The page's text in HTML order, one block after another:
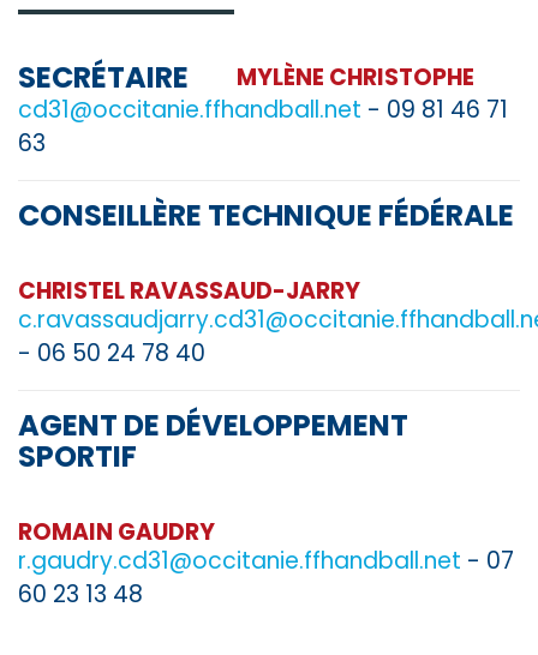
SECRÉTAIRE
MYLÈNE CHRISTOPHE
cd31@occitanie.ffhandball.net - 09 81 46 71
63
CONSEILLÈRE TECHNIQUE FÉDÉRALE
CHRISTEL RAVASSAUD-JARRY
- 06 50 24 78 40
AGENT DE DÉVELOPPEMENT
SPORTIF
ROMAIN GAUDRY
r.gaudry.cd31@occitanie.ffhandball.net - 07
60 23 13 48